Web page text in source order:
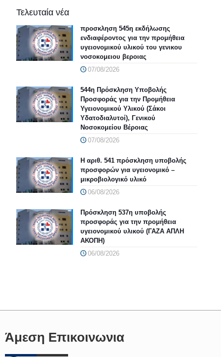
Τελευταία νέα
προσκληση 545η εκδήλωσης
ενδιαφέροντος για την προμήθεια
υγειονομικού υλικού του γενικου
νοσοκομειου βεροιας
07/08/2026
544η Πρόσκληση Υποβολής
Προσφοράς για την Προμήθεια
Υγειονομικού Υλικού (Σάκοι
Υδατοδιαλυτοί), Γενικού
Νοσοκομείου Βέροιας
07/08/2026
Η αριθ. 541 πρόσκληση υποβολής
προσφορών για υγειονομικό –
μικροβιολογικό υλικό
06/08/2026
Πρόσκληση 537η υποβολής
προσφοράς για την προμήθεια
υγειονομικού υλικού (ΓΑΖΑ ΑΠΛΗ
ΑΚΟΠΗ)
06/08/2026
Άμεση Επικοινωνια